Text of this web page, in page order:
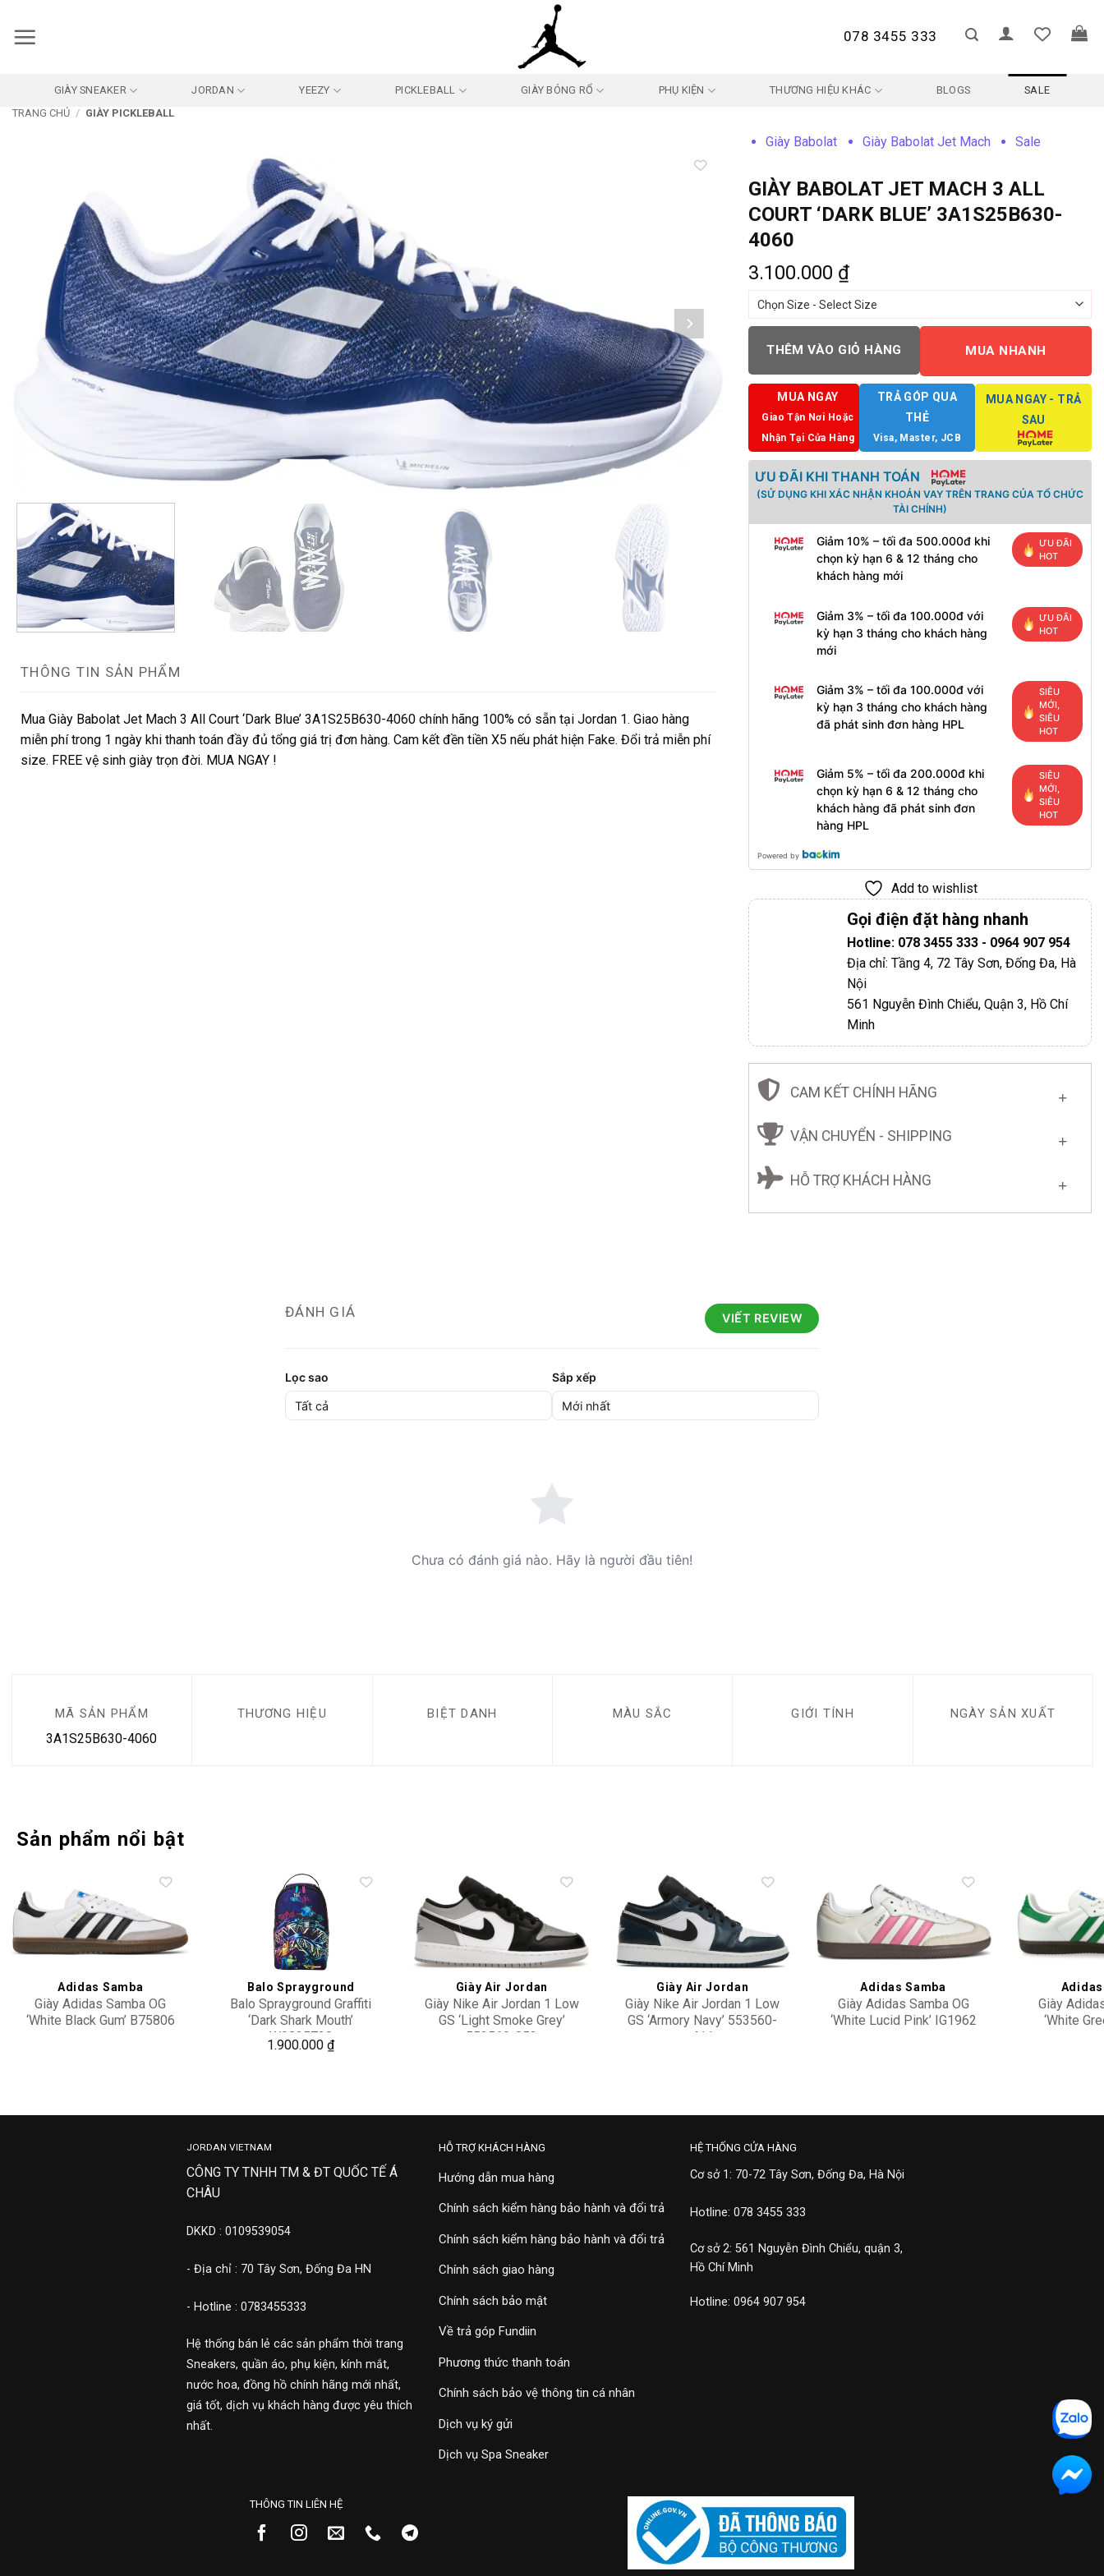
qua
078 3455 333
GIÀY SNEAKER JORDAN YEEZY PICKLEBALL GIÀY BÓNG RỔ PHỤ KIỆN THƯƠNG HIỆU KHÁC BLOGS
SALE
TRANG CHỦ / GIÀY PICKLEBALL
THÔNG TIN SẢN PHẨM
Mua Giày Babolat Jet Mach 3 All Court ‘Dark Blue’ 3A1S25B630-4060 chính hãng 100% có sẵn tại Jordan 1. Giao hàng
miễn phí trong 1 ngày khi thanh toán đầy đủ tổng giá trị đơn hàng. Cam kết đền tiền X5 nếu phát hiện Fake. Đổi trả miễn phí
size. FREE vệ sinh giày trọn đời. MUA NGAY !
Giày Babolat Giày Babolat Jet Mach Sale
GIÀY BABOLAT JET MACH 3 ALL
COURT ‘DARK BLUE’ 3A1S25B630-
4060
3.100.000 ₫
THÊM VÀO GIỎ HÀNG MUA NHANH
MUA NGAY
Giao Tận Nơi Hoặc
Nhận Tại Cửa Hàng
TRẢ GÓP QUA
THẺ
Visa, Master, JCB
MUA NGAY - TRẢ
SAU
ƯU ĐÃI KHI THANH TOÁN
(SỬ DỤNG KHI XÁC NHẬN KHOẢN VAY TRÊN TRANG CỦA TỔ CHỨC
TÀI CHÍNH)
Giảm 10% – tối đa 500.000đ khi
chọn kỳ hạn 6 & 12 tháng cho
khách hàng mới
ƯU ĐÃI
HOT
Giảm 3% – tối đa 100.000đ với
kỳ hạn 3 tháng cho khách hàng
mới
ƯU ĐÃI
HOT
Giảm 3% – tối đa 100.000đ với
kỳ hạn 3 tháng cho khách hàng
đã phát sinh đơn hàng HPL
SIÊU
MỚI,
SIÊU
HOT
Giảm 5% – tối đa 200.000đ khi
chọn kỳ hạn 6 & 12 tháng cho
khách hàng đã phát sinh đơn
hàng HPL
SIÊU
MỚI,
SIÊU
HOT
Powered by
Add to wishlist
Gọi điện đặt hàng nhanh
Hotline: 078 3455 333 - 0964 907 954
Địa chỉ: Tầng 4, 72 Tây Sơn, Đống Đa, Hà
Nội
561 Nguyễn Đình Chiểu, Quận 3, Hồ Chí
Minh
CAM KẾT CHÍNH HÃNG
VẬN CHUYỂN - SHIPPING
HỖ TRỢ KHÁCH HÀNG
ĐÁNH GIÁ VIẾT REVIEW
Lọc sao Sắp xếp
Chưa có đánh giá nào. Hãy là người đầu tiên!
MÃ SẢN PHẨM
3A1S25B630-4060
THƯƠNG HIỆU BIỆT DANH MÀU SẮC GIỚI TÍNH NGÀY SẢN XUẤT
Sản phẩm nổi bật
Add to
wishlist
Adidas Samba
Giày Adidas Samba OG
‘White Black Gum’ B75806
Balo Sprayground
Balo Sprayground Graffiti
‘Dark Shark Mouth’
W0835728
1.900.000₫
Add to
wishlist
Giày Air Jordan
Giày Nike Air Jordan 1 Low
GS ‘Light Smoke Grey’
553560-052
Add to
wishlist
Giày Air Jordan
Giày Nike Air Jordan 1 Low
GS ‘Armory Navy’ 553560-
411
Add to
wishlist
Adidas Samba
Giày Adidas Samba OG
‘White Lucid Pink’ IG1962
Giày
‘White
JORDAN VIETNAM
CÔNG TY TNHH TM & ĐT QUỐC TẾ Á
CHÂU
DKKD : 0109539054
- Địa chỉ : 70 Tây Sơn, Đống Đa HN
- Hotline : 0783455333
Hệ thống bán lẻ các sản phẩm thời trang
Sneakers, quần áo, phụ kiện, kính mắt,
nước hoa, đồng hồ chính hãng mới nhất,
giá tốt, dịch vụ khách hàng được yêu thích
nhất.
HỖ TRỢ KHÁCH HÀNG
Hướng dẫn mua hàng
Chính sách kiểm hàng bảo hành và đổi trả
Chính sách kiểm hàng bảo hành và đổi trả
Chính sách giao hàng
Chính sách bảo mật
Về trả góp Fundiin
Phương thức thanh toán
Chính sách bảo vệ thông tin cá nhân
Dịch vụ ký gửi
Dịch vụ Spa Sneaker
HỆ THỐNG CỬA HÀNG
Cơ sở 1: 70-72 Tây Sơn, Đống Đa, Hà Nội
Hotline: 078 3455 333
Cơ sở 2: 561 Nguyễn Đình Chiểu, quận 3,
Hồ Chí Minh
Hotline: 0964 907 954
THÔNG TIN LIÊN HỆ